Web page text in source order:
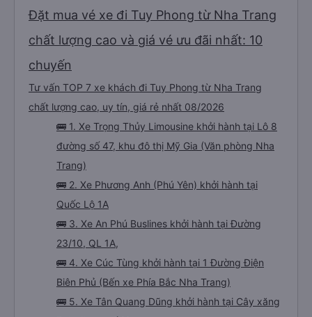
Đặt mua vé xe đi Tuy Phong từ Nha Trang
chất lượng cao và giá vé ưu đãi nhất: 10
chuyến
Tư vấn TOP 7 xe khách đi Tuy Phong từ Nha Trang
chất lượng cao, uy tín, giá rẻ nhất 08/2026
🚌 1. Xe Trọng Thủy Limousine khởi hành tại Lô 8
đường số 47, khu đô thị Mỹ Gia (Văn phòng Nha
Trang)
🚌 2. Xe Phương Anh (Phú Yên) khởi hành tại
Quốc Lộ 1A
🚌 3. Xe An Phú Buslines khởi hành tại Đường
23/10, QL 1A,
🚌 4. Xe Cúc Tùng khởi hành tại 1 Đường Điện
Biên Phủ (Bến xe Phía Bắc Nha Trang)
🚌 5. Xe Tân Quang Dũng khởi hành tại Cây xăng